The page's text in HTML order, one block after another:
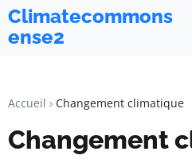
Climatecommons
ense2
Accueil Changement climatique
Changement